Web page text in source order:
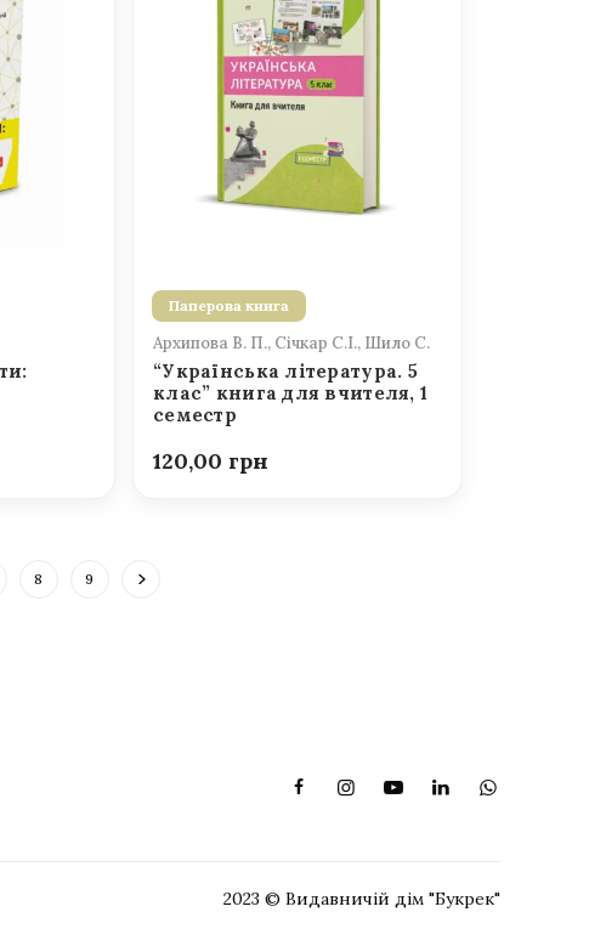
Паперова книга
Архипова В. П., Січкар С.І., Шило С.
“Українська література. 5
клас” книга для вчителя, 1
семестр
120,00
8 9
2023 © Видавничій дім "Букрек"